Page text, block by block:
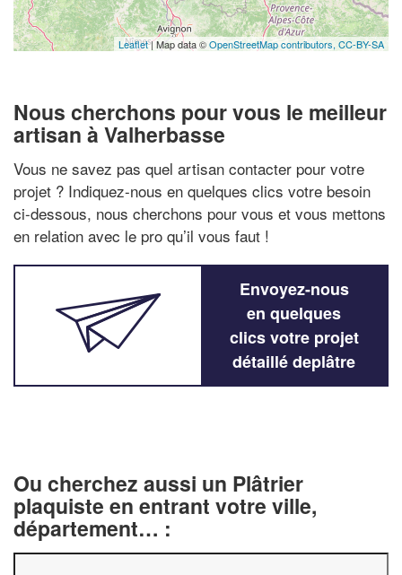
Leaflet| Map data ©OpenStreetMap contributors, CC-BY-SA
Nous cherchons pour vous le meilleur
artisan à Valherbasse
Vous ne savez pas quel artisan contacter pour votre
projet ? Indiquez-nous en quelques clics votre besoin
ci-dessous, nous cherchons pour vous et vous mettons
en relation avec le pro qu’il vous faut !
Envoyez-nous
en quelques
clics votre projet
détaillé deplâtre
Ou cherchez aussi un Plâtrier
plaquiste en entrant votre ville,
département… :